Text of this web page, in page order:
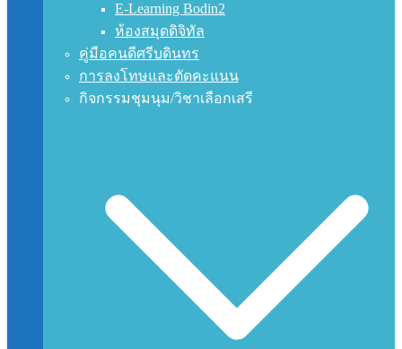
E-Learning Bodin2
ห้องสมุดดิจิทัล
คู่มือคนดีศรีบดินทร
การลงโทษและตัดคะแนน
กิจกรรมชุมนุม/วิชาเลือกเสรี